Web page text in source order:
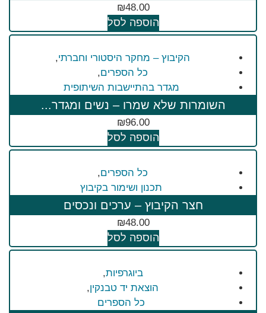
₪48.00
הוספה לסל
הקיבוץ – מחקר היסטורי וחברתי,
כל הספרים,
מגדר בהתיישבות השיתופית
השומרות שלא שמרו – נשים ומגדר...
₪96.00
הוספה לסל
כל הספרים,
תכנון ושימור בקיבוץ
חצר הקיבוץ – ערכים ונכסים
₪48.00
הוספה לסל
ביוגרפיות,
הוצאת יד טבנקין,
כל הספרים